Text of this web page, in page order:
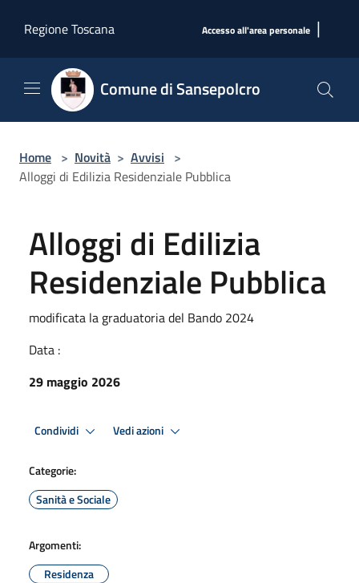
Regione Toscana
Accesso all'area personale |
Comune di Sansepolcro
Home > Novità > Avvisi >
Alloggi di Edilizia Residenziale Pubblica
Alloggi di Edilizia
Residenziale Pubblica
modificata la graduatoria del Bando 2024
Data :
29 maggio 2026
Condividi Vedi azioni
Categorie:
Sanità e Sociale
Argomenti:
Residenza